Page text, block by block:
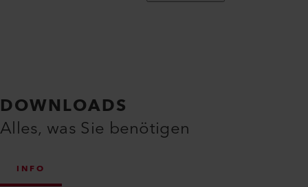
DOWNLOADS
Alles, was Sie benötigen
INFO